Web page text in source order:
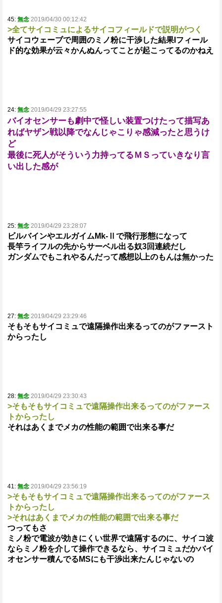
45: 無念 2019/04/30 00:12:42
>全てサイコミュによるサイコフィールドで説明がつく
サイコウェーブで周囲のミノ粉に干渉した結果Iフィール
ド的な効果が云々かんぬんってことが起こってるのかねえ
24: 無念 2019/04/29 23:27:55
バイオセンサーも劇中で怪しい装置つけたって描写あ
ればヤザン戦以降でなんじゃこりゃ感減ったと思うけ
ど
最後に死人がそういう力持ってるＭＳっていきなり言
い出した感が
25: 無念 2019/04/29 23:28:07
ビルバインやエルガイムMk-Ⅱで飛行形態になって
長竿ライフルの先からサーベル出る奴3回連続だし
ガンダムでもこれやるんだって感想以上のもんは無かった
27: 無念 2019/04/29 23:29:46
そもそもサイコミュで遠隔操作出来るってのがファースト
からったし
28: 無念 2019/04/29 23:30:43
>そもそもサイコミュで遠隔操作出来るってのがファース
トからったし
それはあくまでメカの性能の範囲で出来る事だ
41: 無念 2019/04/29 23:56:19
>そもそもサイコミュで遠隔操作出来るってのがファース
トからったし
>それはあくまでメカの性能の範囲で出来る事だ
つってもさ
ミノ粉で電波が効きにくい世界で遠隔するのに、サイコ波
ならミノ粉を介して操作できるなら、サイコミュだかバイ
オセンサー積んでるMSにも干渉出来たんじゃないの